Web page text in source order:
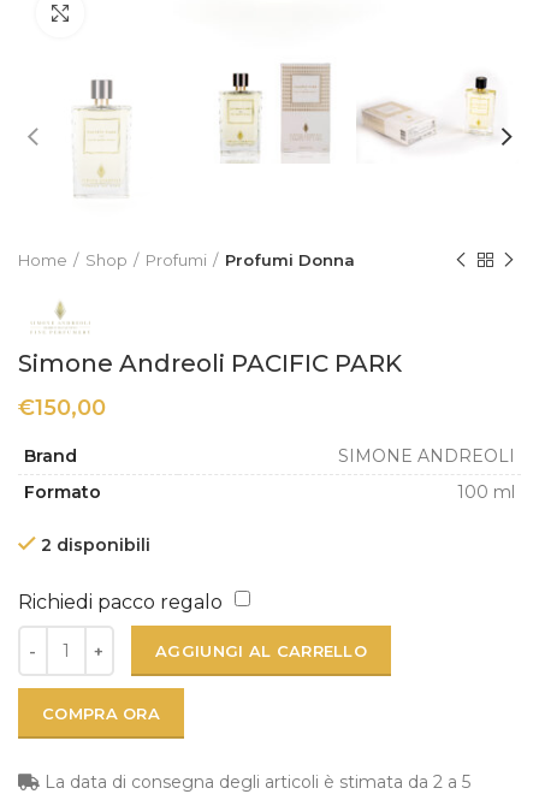
Home Shop Profumi Profumi Donna
Simone Andreoli PACIFIC PARK
€150,00
Brand
SIMONE ANDREOLI
Formato
100 ml
2 disponibili
Richiedi pacco regalo
AGGIUNGI AL CARRELLO
COMPRA ORA
La data di consegna degli articoli è stimata da 2 a 5